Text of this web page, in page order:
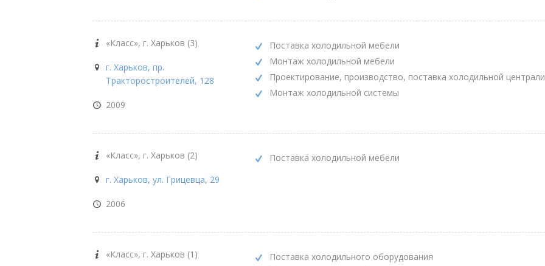
«Класс», г. Харьков (3)
г. Харьков, пр.
Тракторостроителей, 128
2009
Поставка холодильной мебели
Монтаж холодильной мебели
Проектирование, производство, поставка холодильной централи
Монтаж холодильной системы
«Класс», г. Харьков (2)
г. Харьков, ул. Грицевца, 29
2006
Поставка холодильной мебели
«Класс», г. Харьков (1)
Поставка холодильного оборудования